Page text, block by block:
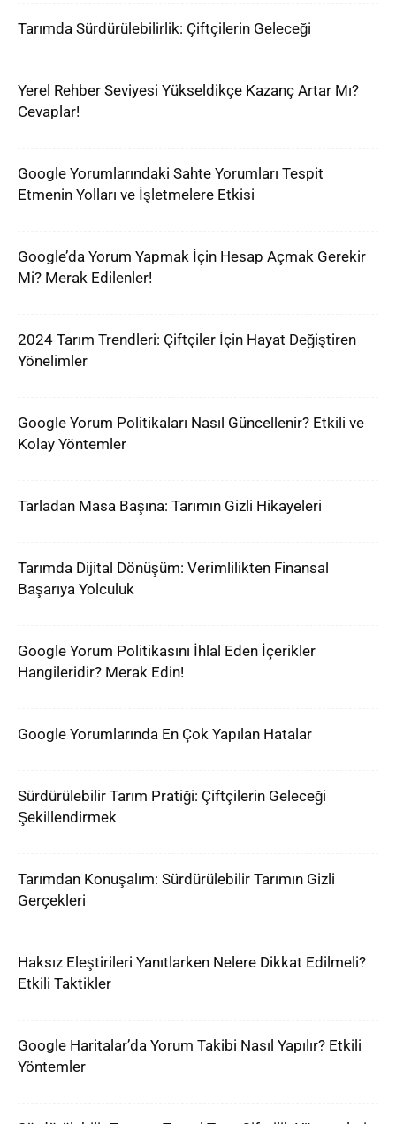
Tarımda Sürdürülebilirlik: Çiftçilerin Geleceği
Yerel Rehber Seviyesi Yükseldikçe Kazanç Artar Mı?
Cevaplar!
Google Yorumlarındaki Sahte Yorumları Tespit
Etmenin Yolları ve İşletmelere Etkisi
Google’da Yorum Yapmak İçin Hesap Açmak Gerekir
Mi? Merak Edilenler!
2024 Tarım Trendleri: Çiftçiler İçin Hayat Değiştiren
Yönelimler
Google Yorum Politikaları Nasıl Güncellenir? Etkili ve
Kolay Yöntemler
Tarladan Masa Başına: Tarımın Gizli Hikayeleri
Tarımda Dijital Dönüşüm: Verimlilikten Finansal
Başarıya Yolculuk
Google Yorum Politikasını İhlal Eden İçerikler
Hangileridir? Merak Edin!
Google Yorumlarında En Çok Yapılan Hatalar
Sürdürülebilir Tarım Pratiği: Çiftçilerin Geleceği
Şekillendirmek
Tarımdan Konuşalım: Sürdürülebilir Tarımın Gizli
Gerçekleri
Haksız Eleştirileri Yanıtlarken Nelere Dikkat Edilmeli?
Etkili Taktikler
Google Haritalar’da Yorum Takibi Nasıl Yapılır? Etkili
Yöntemler